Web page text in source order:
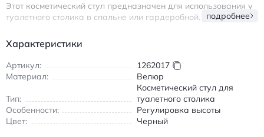
Этот косметический стул предназначен для использования у
туалетного столика в спальне или гардеробной. Мягкое
аккуратно и визуально напоминает кресло, сохраняя
компактные размеры. Стул подходит для ежедневного
макияжа, ухода за собой, работы за низким столом или
переодевания.
Конструкция предусматривает регулировку высоты и
вращение сиденья, что удобно при длительном
использовании. Мобильное основание на колесах облегчает
перемещение по комнате и позволяет быстро изменить
подробнее
Характеристики
Артикул:
1262017
Материал:
Велюр
Тип:
Косметический стул для
туалетного столика
Особенности:
Регулировка высоты
Цвет:
Черный